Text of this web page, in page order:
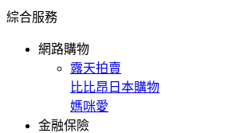
綜合服務
網路購物
露天拍賣
比比昂日本購物
媽咪愛
金融保險